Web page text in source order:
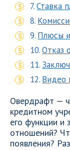
Ставка
Плюсы
Отказ
Видео
Овердрафт —
кредитном
его функции и
отношений?
появления?